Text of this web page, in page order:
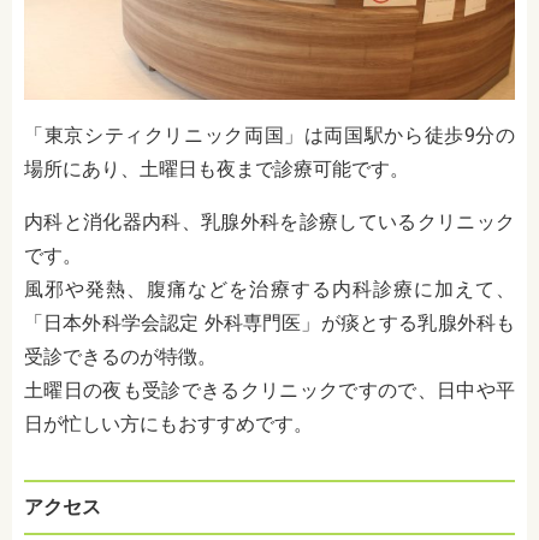
「東京シティクリニック両国」は両国駅から徒歩9分の
場所にあり、土曜日も夜まで診療可能です。
内科と消化器内科、乳腺外科を診療しているクリニック
です。
風邪や発熱、腹痛などを治療する内科診療に加えて、
「日本外科学会認定 外科専門医」が痰とする乳腺外科も
受診できるのが特徴。
土曜日の夜も受診できるクリニックですので、日中や平
日が忙しい方にもおすすめです。
アクセス